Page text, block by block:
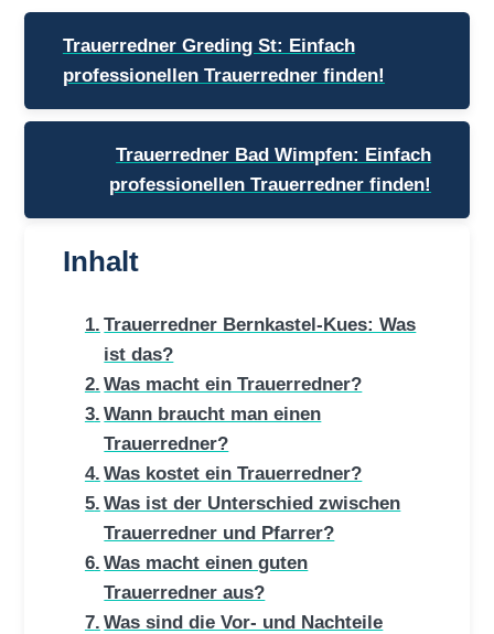
Beitragsnavigation
Trauerredner Greding St: Einfach
professionellen Trauerredner finden!
Trauerredner Bad Wimpfen: Einfach
professionellen Trauerredner finden!
Inhalt
Trauerredner Bernkastel-Kues: Was
ist das?
Was macht ein Trauerredner?
Wann braucht man einen
Trauerredner?
Was kostet ein Trauerredner?
Was ist der Unterschied zwischen
Trauerredner und Pfarrer?
Was macht einen guten
Trauerredner aus?
Was sind die Vor- und Nachteile